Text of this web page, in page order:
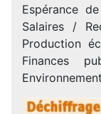
Espérance
Salaires /
Production
Finances